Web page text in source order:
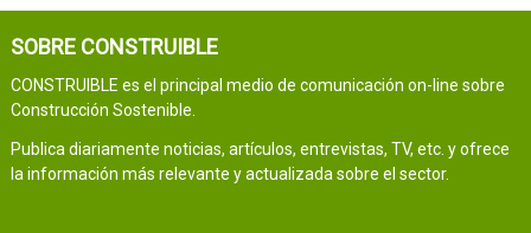
SOBRE CONSTRUIBLE
CONSTRUIBLE es el principal medio de comunicación on-line sobre
Construcción Sostenible.
Publica diariamente noticias, artículos, entrevistas, TV, etc. y ofrece
la información más relevante y actualizada sobre el sector.